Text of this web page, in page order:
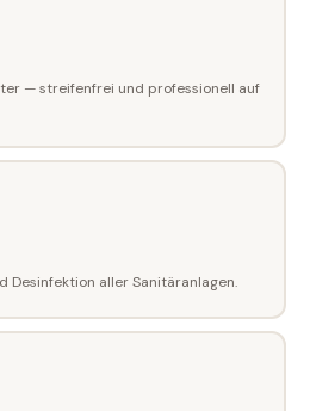
— streifenfrei und professionell auf
Desinfektion aller Sanitäranlagen.